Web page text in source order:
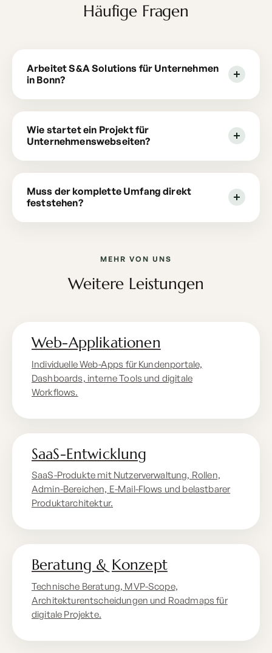
Häufige Fragen
Arbeitet S&A Solutions für Unternehmen
in Bonn?
Wie startet ein Projekt für
Unternehmenswebseiten?
Muss der komplette Umfang direkt
feststehen?
MEHR VON UNS
Weitere Leistungen
Web-Applikationen
Individuelle Web-Apps für Kundenportale,
Dashboards, interne Tools und digitale
Workflows.
SaaS-Entwicklung
SaaS-Produkte mit Nutzerverwaltung, Rollen,
Admin-Bereichen, E-Mail-Flows und belastbarer
Produktarchitektur.
Beratung & Konzept
Technische Beratung, MVP-Scope,
Architekturentscheidungen und Roadmaps für
digitale Projekte.